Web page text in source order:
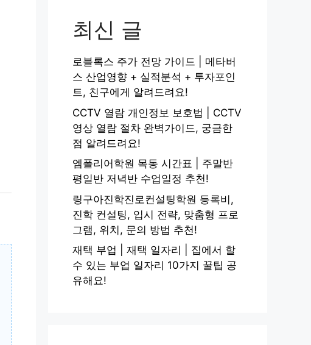
최신 글
로블록스 주가 전망 가이드 | 메타버
스 산업영향 + 실적분석 + 투자포인
트, 친구에게 알려드려요!
CCTV 열람 개인정보 보호법 | CCTV
영상 열람 절차 완벽가이드, 궁금한
점 알려드려요!
엠폴리어학원 목동 시간표 | 주말반
평일반 저녁반 수업일정 추천!
링구아진학진로컨설팅학원 등록비,
진학 컨설팅, 입시 전략, 맞춤형 프로
그램, 위치, 문의 방법 추천!
재택 부업 | 재택 일자리 | 집에서 할
수 있는 부업 일자리 10가지 꿀팁 공
유해요!